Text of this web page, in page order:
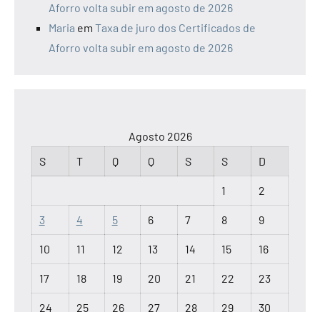
Aforro volta subir em agosto de 2026
Maria em Taxa de juro dos Certificados de
Aforro volta subir em agosto de 2026
Agosto 2026
S
T Q Q S S D
1 2
3 4 5 6 7 8 9
10 11 12 13 14 15 16
17 18 19 20 21 22 23
24 25 26 27 28 29 30